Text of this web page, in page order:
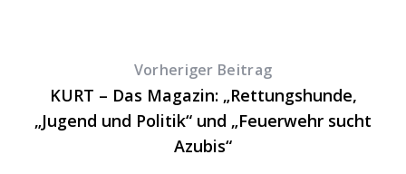
Vorheriger Beitrag
KURT – Das Magazin: „Rettungshunde,
„Jugend und Politik“ und „Feuerwehr sucht
Azubis“